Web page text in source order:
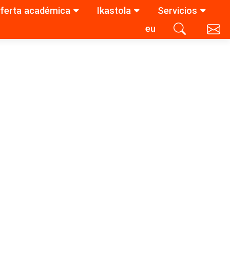
académica Ikastola
Servicios
eu
Buscar
Contacta con nosotros